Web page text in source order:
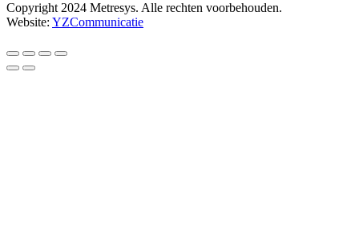
Copyright 2024 Metresys. Alle rechten voorbehouden.
Website: YZCommunicatie